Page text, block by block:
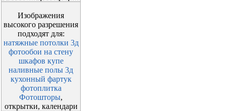
Изображения
высокого разрешения
подходят для:
натяжные потолки 3д
фотообои на стену
шкафов купе
наливные полы 3д
кухонный фартук
фотоплитка
Фотошторы,
открытки, календари